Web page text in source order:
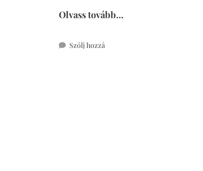
Olvass tovább...
Szólj hozzá